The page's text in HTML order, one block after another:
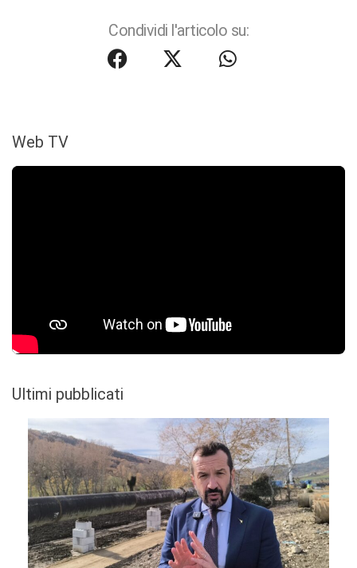
Condividi l'articolo su:
Web TV
Ultimi pubblicati